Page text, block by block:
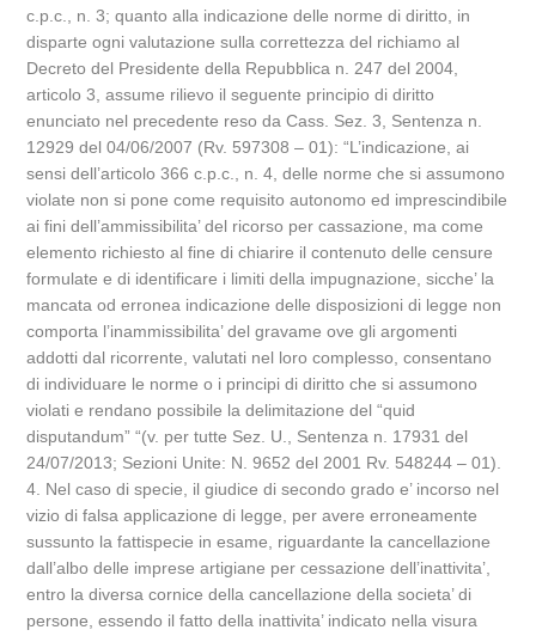
c.p.c., n. 3; quanto alla indicazione delle norme di diritto, in
disparte ogni valutazione sulla correttezza del richiamo al
Decreto del Presidente della Repubblica n. 247 del 2004,
articolo 3, assume rilievo il seguente principio di diritto
enunciato nel precedente reso da Cass. Sez. 3, Sentenza n.
12929 del 04/06/2007 (Rv. 597308 – 01): “L’indicazione, ai
sensi dell’articolo 366 c.p.c., n. 4, delle norme che si assumono
violate non si pone come requisito autonomo ed imprescindibile
ai fini dell’ammissibilita’ del ricorso per cassazione, ma come
elemento richiesto al fine di chiarire il contenuto delle censure
formulate e di identificare i limiti della impugnazione, sicche’ la
mancata od erronea indicazione delle disposizioni di legge non
comporta l’inammissibilita’ del gravame ove gli argomenti
addotti dal ricorrente, valutati nel loro complesso, consentano
di individuare le norme o i principi di diritto che si assumono
violati e rendano possibile la delimitazione del “quid
disputandum” “(v. per tutte Sez. U., Sentenza n. 17931 del
24/07/2013; Sezioni Unite: N. 9652 del 2001 Rv. 548244 – 01).
4. Nel caso di specie, il giudice di secondo grado e’ incorso nel
vizio di falsa applicazione di legge, per avere erroneamente
sussunto la fattispecie in esame, riguardante la cancellazione
dall’albo delle imprese artigiane per cessazione dell’inattivita’,
entro la diversa cornice della cancellazione della societa’ di
persone, essendo il fatto della inattivita’ indicato nella visura